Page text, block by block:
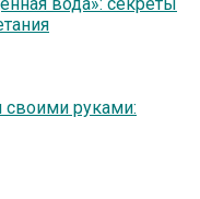
своими руками: